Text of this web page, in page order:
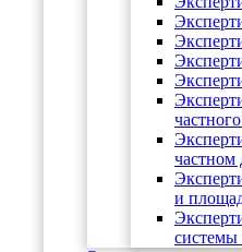
частном
и
системы